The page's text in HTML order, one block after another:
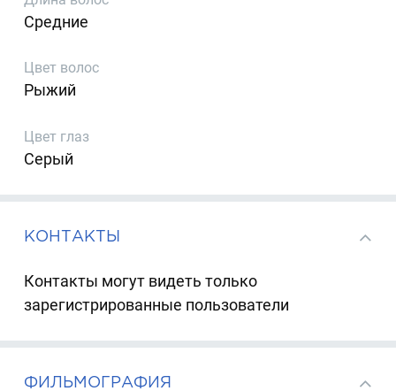
Средние
Цвет волос
Рыжий
Цвет глаз
Серый
КОНТАКТЫ
Контакты могут видеть только
зарегистрированные пользователи
ФИЛЬМОГРАФИЯ